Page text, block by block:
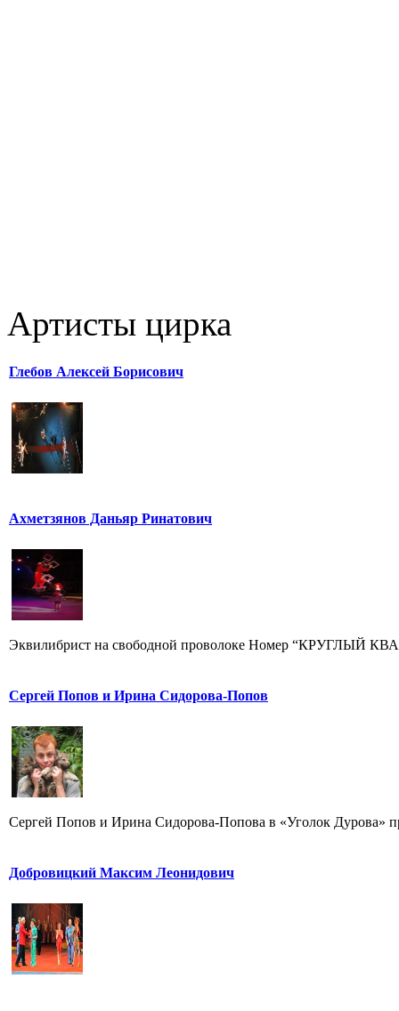
Артисты цирка
Глебов Алексей Борисович
Ахметзянов Даньяр Ринатович
Эквилибрист на свободной проволоке Номер “КРУГЛЫЙ
Сергей Попов и Ирина Сидорова-Попов
Сергей Попов и Ирина Сидорова-Попова в «Уголок Дурова»
Добровицкий Максим Леонидович